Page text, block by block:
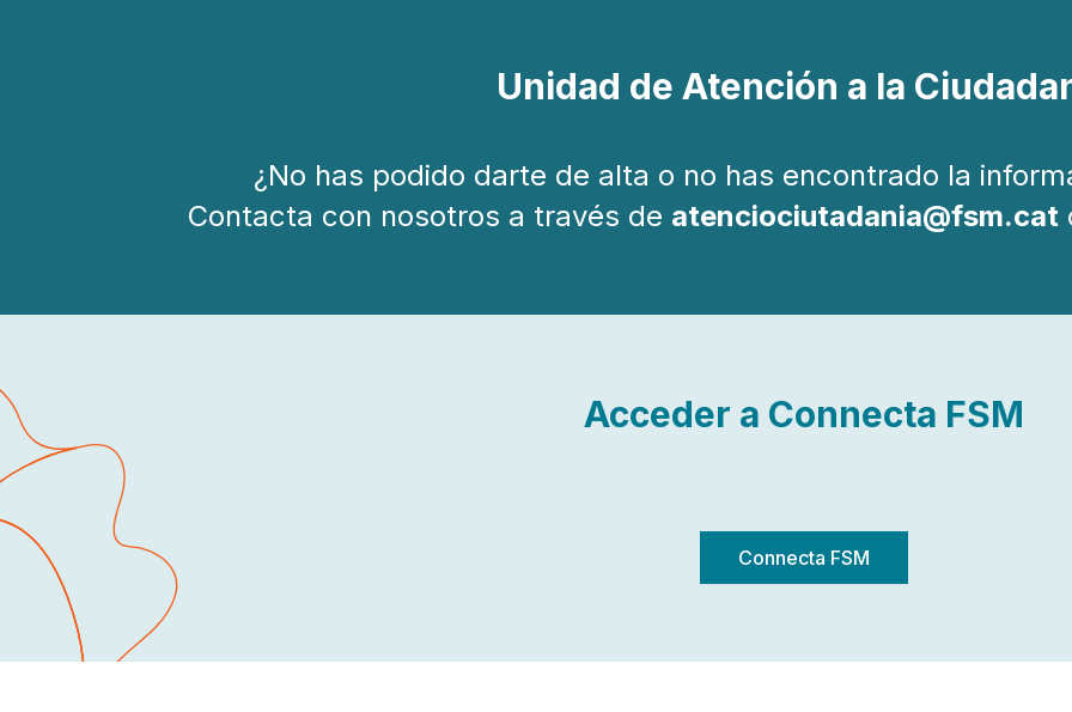
Unidad de Atención a la
¿No has podido darte de alta o no has encontrado la
Contacta con nosotros a través de atenciociutadania@fsm.cat
Acceder a Connecta FSM
Connecta FSM